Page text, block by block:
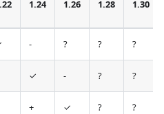
1.24 1.26 1.28 1.30
- ? ? ?
✓ - ? ?
+ ✓ ? ?